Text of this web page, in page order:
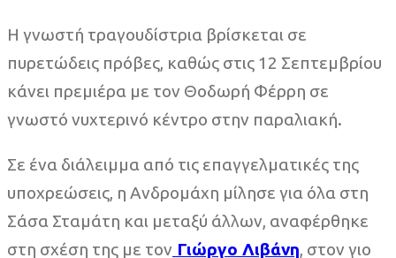
Η γνωστή τραγουδίστρια βρίσκεται σε
πυρετώδεις πρόβες, καθώς στις 12 Σεπτεμβρίου
κάνει πρεμιέρα με τον Θοδωρή Φέρρη σε
γνωστό νυχτερινό κέντρο στην παραλιακή.
Σε ένα διάλειμμα από τις επαγγελματικές της
υποχρεώσεις, η Ανδρομάχη μίλησε για όλα στη
Σάσα Σταμάτη και μεταξύ άλλων, αναφέρθηκε
στη σχέση της με τον Γιώργο Λιβάνη, στον γιο